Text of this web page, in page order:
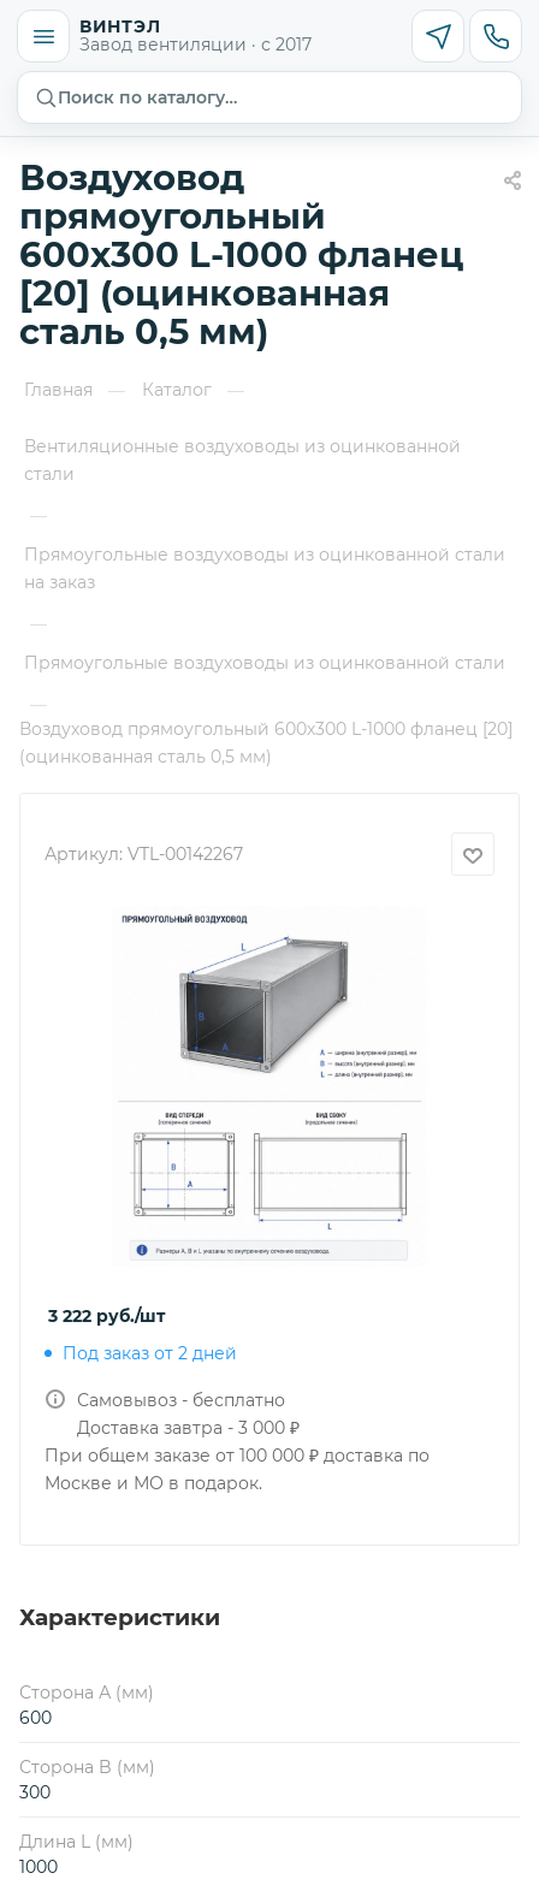
ВИНТЭЛ
Завод вентиляции · с 2017
Поиск по каталогу…
Воздуховод
прямоугольный
600х300 L-1000 фланец
[20] (оцинкованная
сталь 0,5 мм)
Главная — Каталог —
Вентиляционные воздуховоды из оцинкованной
стали
—
Прямоугольные воздуховоды из оцинкованной стали
на заказ
—
Прямоугольные воздуховоды из оцинкованной стали
—
Воздуховод прямоугольный 600х300 L-1000 фланец [20]
(оцинкованная сталь 0,5 мм)
Артикул: VTL-00142267
3 222 руб./шт
Под заказ от 2 дней
Самовывоз - бесплатно
Доставка завтра - 3 000 ₽
При общем заказе от 100 000 ₽ доставка по
Москве и МО в подарок.
Характеристики
Сторона А (мм)
600
Сторона B (мм)
300
Длина L (мм)
1000